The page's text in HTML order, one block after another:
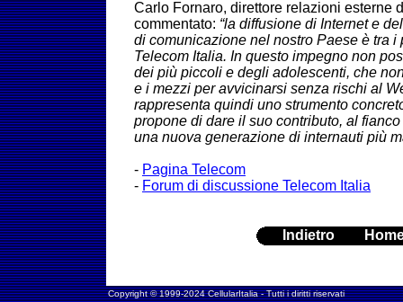
Carlo Fornaro, direttore relazioni esterne
commentato: “la diffusione di Internet e
di comunicazione nel nostro Paese è tra
Telecom Italia. In questo impegno non
dei più piccoli e degli adolescenti, che
e i mezzi per avvicinarsi senza rischi al
rappresenta quindi uno strumento
propone di dare il suo contributo, al
una nuova generazione di internauti più
- Pagina Telecom
- Forum di discussione Telecom Italia
Indietro
Copyright © 1999-2024 CellularItalia - Tutti i diritti riservati